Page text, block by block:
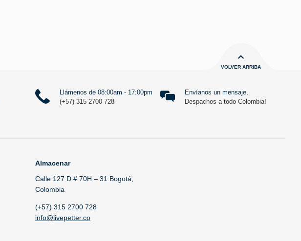
VOLVER ARRIBA
Llámenos de 08:00am - 17:00pm
(+57) 315 2700 728
Envíanos un mensaje,
Despachos a todo Colombia!
Almacenar
Calle 127 D # 70H – 31 Bogotá,
Colombia
(+57) 315 2700 728
info@livepetter.co